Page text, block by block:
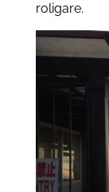
roligare.